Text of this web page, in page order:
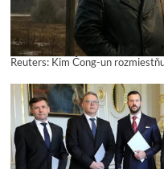
Reuters: Kim Čong-un